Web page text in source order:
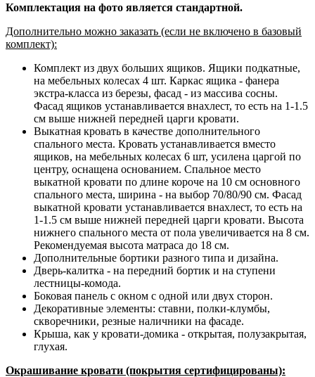
Комплектация на фото является стандартной.
Дополнительно можно заказать (если не включено в базовый
комплект):
Комплект из двух больших ящиков. Ящики подкатные,
на мебельных колесах 4 шт. Каркас ящика - фанера
экстра-класса из березы, фасад - из массива сосны.
Фасад ящиков устанавливается внахлест, то есть на 1-1.5
см выше нижней передней царги кровати.
Выкатная кровать в качестве дополнительного
спального места. Кровать устанавливается вместо
ящиков, на мебельных колесах 6 шт, усилена царгой по
центру, оснащена основанием. Спальное место
выкатной кровати по длине короче на 10 см основного
спального места, ширина - на выбор 70/80/90 см. Фасад
выкатной кровати устанавливается внахлест, то есть на
1-1.5 см выше нижней передней царги кровати. Высота
нижнего спального места от пола увеличивается на 8 см.
Рекомендуемая высота матраса до 18 см.
Дополнительные бортики разного типа и дизайна.
Дверь-калитка - на передний бортик и на ступени
лестницы-комода.
Боковая панель с окном с одной или двух сторон.
Декоративные элементы: ставни, полки-клумбы,
скворечники, резные наличники на фасаде.
Крыша, как у кровати-домика - открытая, полузакрытая,
глухая.
Окрашивание кровати (покрытия сертифицированы):